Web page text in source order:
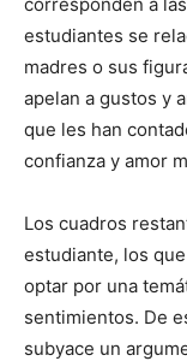
estudiantes se
madres o sus
apelan a gustos y
que les han
confianza y amor
Los cuadros
estudiante, los
optar por una
sentimientos. De
subyace un